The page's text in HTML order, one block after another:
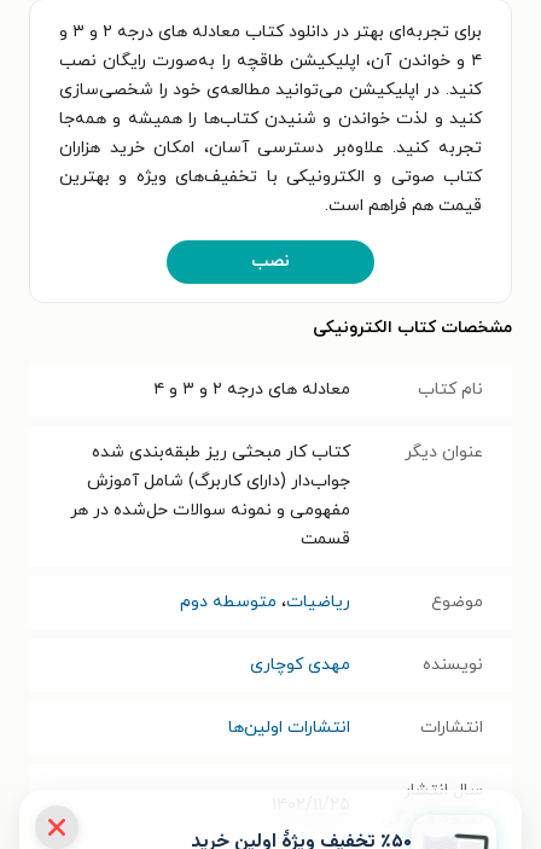
برای تجربه‌ای بهتر در دانلود کتاب معادله های درجه ۲ و ۳ و
۴ و خواندن آن، اپلیکیشن طاقچه را به‌صورت رایگان نصب
کنید. در اپلیکیشن می‌توانید مطالعه‌ی خود را شخصی‌سازی
کنید و لذت خواندن و شنیدن کتاب‌ها را همیشه و همه‌جا
تجربه کنید. علاوه‌بر دسترسی آسان، امکان خرید هزاران
کتاب صوتی و الکترونیکی با تخفیف‌های ویژه و بهترین
قیمت هم فراهم است.
نصب
مشخصات کتاب الکترونیکی
نام کتاب معادله های درجه ۲ و ۳ و ۴
عنوان دیگر
کتاب کار مبحثی ریز طبقه‌بندی شده
جواب‌دار (دارای کاربرگ) شامل آموزش
مفهومی و نمونه سوالات حل‌شده در هر
قسمت
موضوع ریاضیات، متوسطه دوم
نویسنده مهدی کوچاری
انتشارات انتشارات اولین‌ها
سال انتشار
٪۵۰ تخفیف ویژۀ اولین خرید